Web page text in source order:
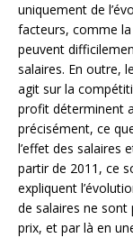
uniquement de
facteurs, comme
peuvent
salaires. En outre,
agit sur la
profit déterminent
précisément, ce
l’effet des salaires
partir de 2011, ce
expliquent
de salaires ne sont
prix, et par là en